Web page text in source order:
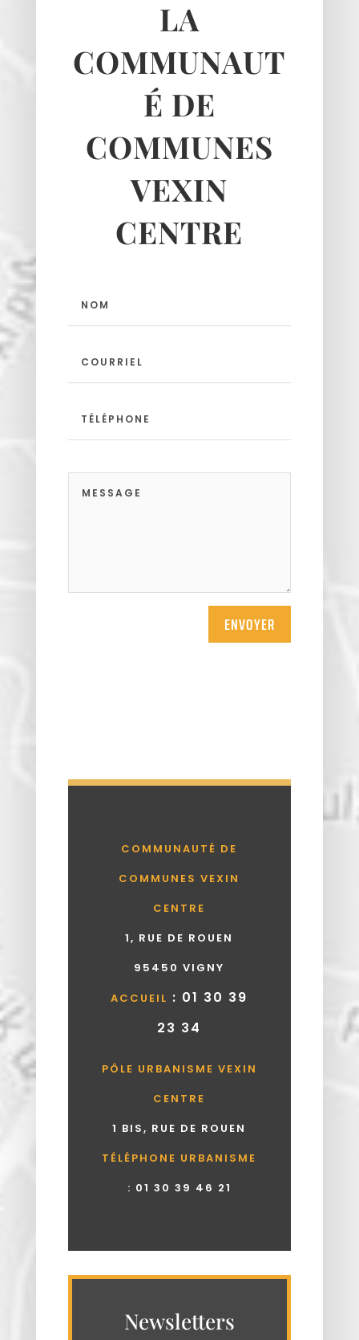
Montgeroult
Themericourt
Us
Vigny
LA
COMMUNAUT
É DE
COMMUNES
VEXIN
CENTRE
ENVOYER
COMMUNAUTÉ DE
COMMUNES VEXIN
CENTRE
1, RUE DE ROUEN
95450 VIGNY
ACCUEIL : 01 30 39
23 34
PÔLE URBANISME VEXIN
CENTRE
1 BIS, RUE DE ROUEN
TÉLÉPHONE URBANISME
: 01 30 39 46 21
Newsletters